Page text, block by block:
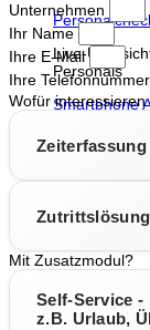
Live-
Personals
Smartphone
& Android
Unternehmen
Ihr Name
Ihre E-Mail
Ihre Telefonnummer
Wofür interessieren
Zeiterfassung
Zutrittslösung
Mit Zusatzmodul?
Self-Service
z.B. Urlaub,